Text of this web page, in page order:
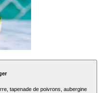
tapenade de poivrons, aubergine